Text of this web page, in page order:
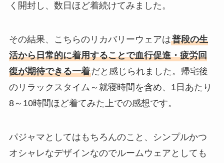
く開封し、数日ほど着続けてみました。
その結果、こちらのリカバリーウェアは普段の生
活から日常的に着用することで血行促進・疲労回
復が期待できる一着だと感じられました。帰宅後
のリラックスタイム～就寝時間を含め、1日あたり
8～10時間ほど着てみた上での感想です。
パジャマとしてはもちろんのこと、シンプルかつ
オシャレなデザインなのでルームウェアとしても